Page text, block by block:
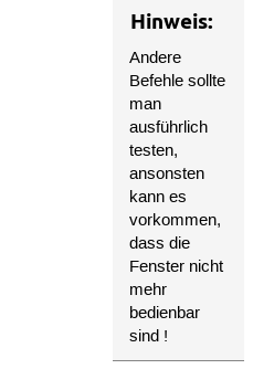
Hinweis:
Andere
Befehle sollte
man
ausführlich
testen,
ansonsten
kann es
vorkommen,
dass die
Fenster nicht
mehr
bedienbar
sind !